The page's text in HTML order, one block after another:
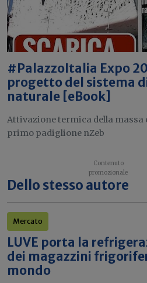
#PalazzoItalia Expo
progetto del sistema
naturale [eBook]
Attivazione termica della massa
primo padiglione nZeb
Dello stesso autore
Mercato
LUVE porta la
dei magazzini
mondo